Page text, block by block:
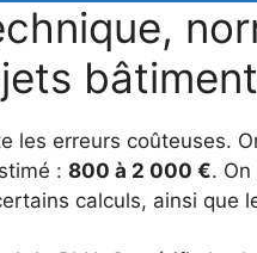
bâtiment
les erreurs coûteuses.
: 800 à 2 000 €.
calculs, ainsi que